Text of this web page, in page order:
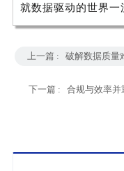
就数据驱动的世界一
上一篇 :
破解数据质量
下一篇 :
合规与效率并